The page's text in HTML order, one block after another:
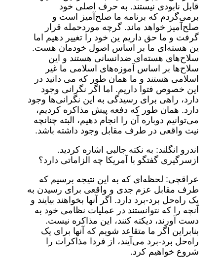
قابل نابودی نیستند. به حرف اصلی خود
برمی‌گردم که برنامه ما صلح‌آمیز است و
صلح‌آمیز خواهد ماند. گرچه موردحمله قرار
گرفت و ما حق داریم ین خود را تغییر دهیم اما
ین هسته‌ای ما بر اساس اصول خودمان هست.
سلاح‌های هسته‌ای ضدانسانی هستند و این
سلاح‌ها بر اساس آموزه‌های اسلامی ما غیر
اسلامی هستند و ما همان طور که می دانید در
این خصوص فتوا داریم. اما اگر نگرانی وجود
دارد، راهی برای رسیدگی به این نگرانی‌ها وجود
دارد. همان طور که دفعه پیش مذاکره کردیم،
می‌توانیم دوباره آن را انجام دهیم، البته چنانچه
نیت واقعی در طرف مقابل وجود داشته باشد.
اندرو انگلند: به نکته جالبی اشاره کردید.
ازسرگیری گفتگو با آمریکا چه الزاماتی دارد؟
عراقچی: لحظه‌ای که به این نتیجه برسیم که
طرف مقابل عزم جدی و واقعی برای رسیدن به
یک راه‌حل برد-برد دارد. اگر آنها بخواهند بیایند و
آنچه را که نتوانستند در عملیات نظامی خود به
دست آورند، دیکته کنند، این مذاکره نیست.
بنابراین اگر ما متقاعد شویم که آنها برای یک
راه‌حل برد-برد می‌آیند، از فردا مذاکرات را
شروع خواهیم کرد.